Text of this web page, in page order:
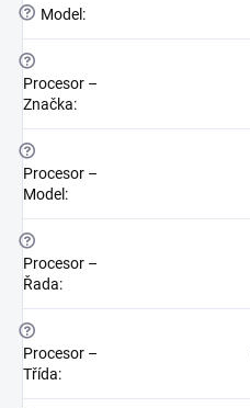
? Model :
?
Procesor –
Značka:
?
Procesor –
Model :
?
Procesor –
Řada:
?
Procesor –
Třída: